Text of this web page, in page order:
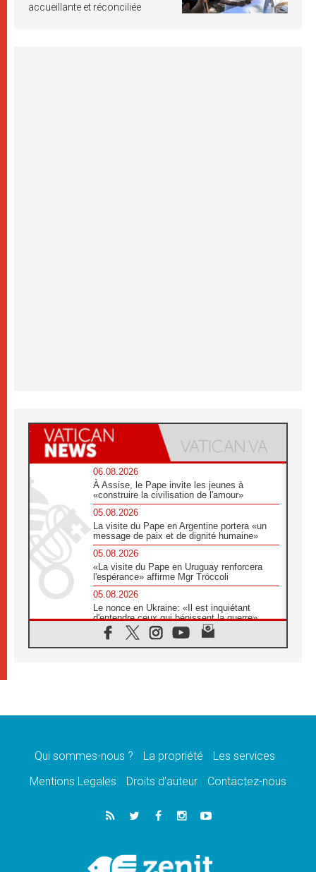
accueillante et réconciliée
06.08.2026
À Assise, le Pape invite les jeunes à
«construire la civilisation de l'amour»
05.08.2026
La visite du Pape en Argentine portera «un
message de paix et de dignité humaine»
05.08.2026
«La visite du Pape en Uruguay renforcera
l'espérance» affirme Mgr Tróccoli
05.08.2026
Le nonce en Ukraine: «Il est inquiétant
d'entendre ceux qui bénissent la guerre»
05.08.2026
Léon XIV au Pérou, une lueur d'espoir pour
décès du cardinal Júlio Langa
Le Pape attendu en novembre en Uruguay,
en Argentine et au Pérou
05.08.2026
Audience générale: la prière est un acte
Léon XIV invite les Chevaliers de Colomb à
Qui sommes-nous ? La propriété
Les services
Mentions Legales
Droits d’auteur Contactez-nous